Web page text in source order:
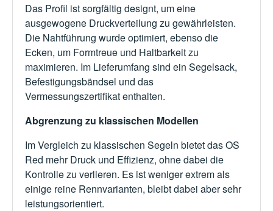
Das Profil ist sorgfältig designt, um eine
ausgewogene Druckverteilung zu gewährleisten.
Die Nahtführung wurde optimiert, ebenso die
Ecken, um Formtreue und Haltbarkeit zu
maximieren. Im Lieferumfang sind ein Segelsack,
Befestigungsbändsel und das
Vermessungszertifikat enthalten.
Abgrenzung zu klassischen Modellen
Im Vergleich zu klassischen Segeln bietet das OS
Red mehr Druck und Effizienz, ohne dabei die
Kontrolle zu verlieren. Es ist weniger extrem als
einige reine Rennvarianten, bleibt dabei aber sehr
leistungsorientiert.